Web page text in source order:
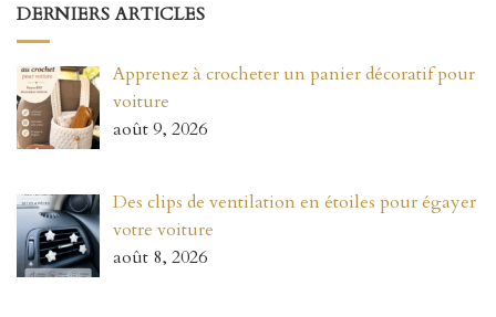
DERNIERS ARTICLES
Apprenez à crocheter un panier décoratif pour
voiture
août 9, 2026
Des clips de ventilation en étoiles pour égayer
votre voiture
août 8, 2026